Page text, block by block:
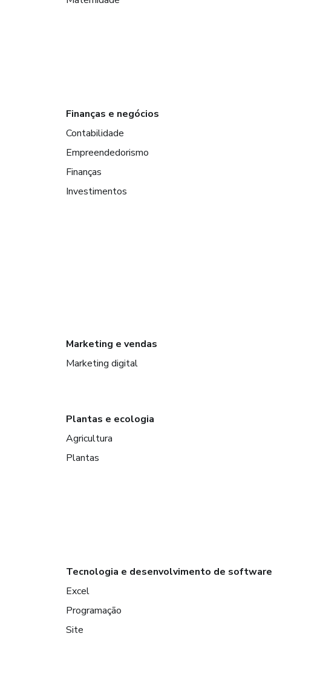
Finanças e negócios
Contabilidade
Empreendedorismo
Finanças
Investimentos
Marketing e vendas
Marketing digital
Plantas e ecologia
Agricultura
Plantas
Tecnologia e desenvolvimento de software
Excel
Programação
Site